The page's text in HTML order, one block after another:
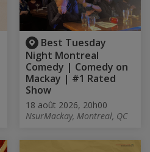
Best Tuesday
Night Montreal
Comedy | Comedy on
Mackay | #1 Rated
Show
18 août 2026, 20h00
NsurMackay, Montreal, QC